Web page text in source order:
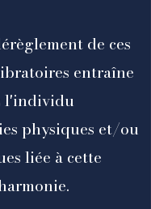
de ces
entraîne
l'individu
physiques et/ou
liée à cette